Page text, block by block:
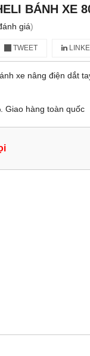
BÁNH XE
giá)
TWEET
xe nâng điện dắt
Giao hàng toàn quốc